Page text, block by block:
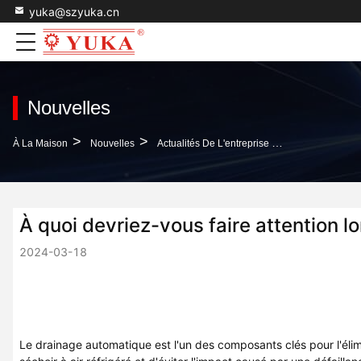
yuka@szyuka.cn
Nouvelles
À La Maison > Nouvelles > Actualités De L'entreprise Concernant À Quoi Devriez-Vous Faire Attention Lorsque Vous Utilisez Un Drainage Automatique?
À quoi devriez-vous faire attention
2024-03-18
Le drainage automatique est l'un des composants clés pour